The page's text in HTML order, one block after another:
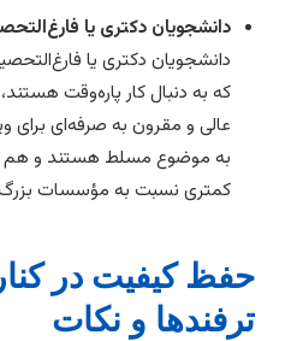
دانشجویان دکتری یا
دانشجویان دکتری یا
که به دنبال کار پاره‌وقت
عالی و مقرون به صرفه‌ای برای
به موضوع مسلط هستند و
کمتری نسبت به مؤسسات بزرگ
حفظ کیفیت در
ترفندها و نکات